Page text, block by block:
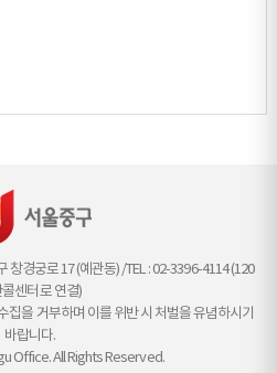
창경궁로 17 (예관동) /TEL : 02-3396-4114 (120
센터로 연결)
을 거부하며 이를 위반 시 처벌을 유념하시기
바랍니다.
Office. All Rights Reserved.